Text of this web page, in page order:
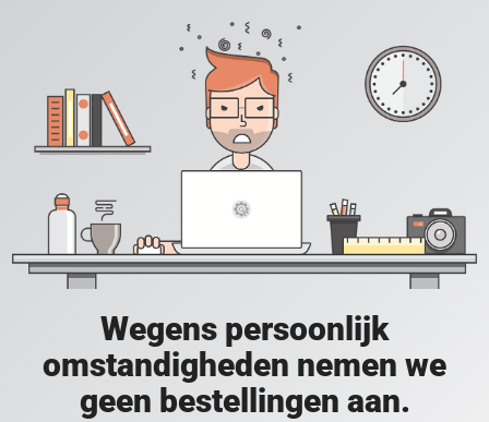
Wegens persoonlijk
omstandigheden nemen we
geen bestellingen aan.